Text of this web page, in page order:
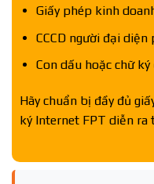
Giấy phép kinh
CCCD người đại
Con dấu hoặc chữ
Hãy chuẩn bị đầy đủ
ký Internet FPT diễn ra